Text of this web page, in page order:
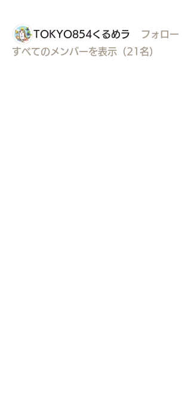
TOKYO854くるめラ
フォロー
すべてのメンバーを表示（21名）